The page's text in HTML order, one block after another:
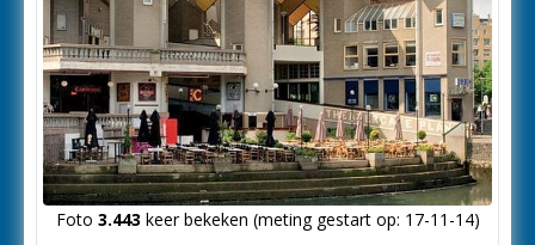
Foto 3.443 keer bekeken (meting gestart op: 17-11-14)